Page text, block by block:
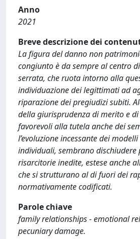
Anno
2021
Breve descrizione dei
La figura del danno non
congiunto è da sempre al centro
serrata, che ruota intorno alla
individuazione dei legittimati ad
riparazione dei pregiudizi subiti.
della giurisprudenza di merito e
favorevoli alla tutela anche dei
l’evoluzione incessante dei
individuali, sembrano dischiudere
risarcitorie inedite, estese anche
che si strutturano al di fuori dei
normativamente codificati.
Parole chiave
family relationships - emotional
pecuniary damage.